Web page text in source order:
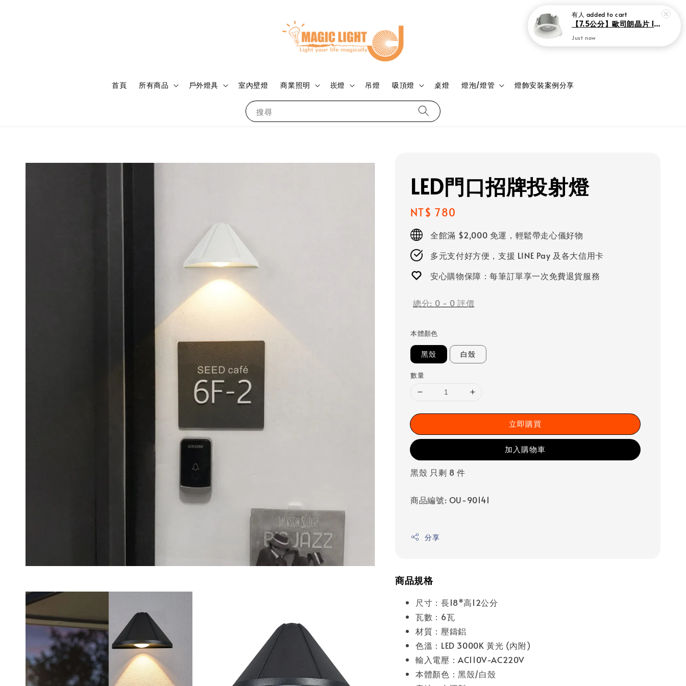
搜尋
首頁 所有商品 戶外燈具 室內壁燈 商業照明 崁燈 吊燈 吸頂燈 桌燈 燈泡/燈管 燈飾安裝案例分享
登入
LED門口招牌投射燈
Regular
price
NT$ 780
全館滿 $2,000 免運，輕鬆帶走心儀好物
多元支付好方便，支援 LINE Pay 及各大信用卡
安心購物保障：每筆訂單享一次免費退貨服務
總分: 0 - 0 評價
本體顏色
黑殼 白殼
數量
立即購買
加入購物車
黑殼 只剩 8 件
商品編號: OU-90141
分享
商品規格
尺寸：長18*高12公分
瓦數：6瓦
材質：壓鑄鋁
色溫：LED 3000K 黃光 (內附)
輸入電壓：AC110V-AC220V
本體顏色：黑殼/白殼